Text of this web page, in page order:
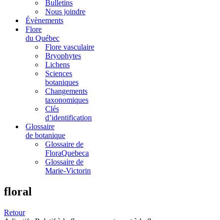
Bulletins
Nous joindre
Évènements
Flore
du Québec
Flore vasculaire
Bryophytes
Lichens
Sciences
botaniques
Changements
taxonomiques
Clés
d’identification
Glossaire
de botanique
Glossaire de
FloraQuebeca
Glossaire de
Marie-Victorin
floral
Retour